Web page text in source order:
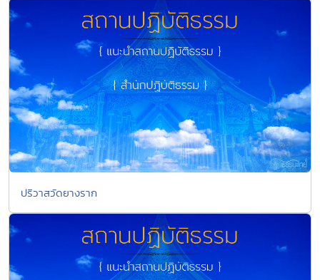
ปริวาสวัดยางราก